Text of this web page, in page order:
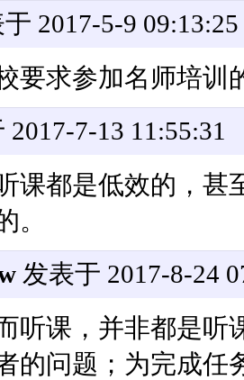
2017-5-9 09:13:25
要求参加名师培训
7-13 11:55:31
课都是低效的，甚
。
发表于 2017-8-24
听课，并非都是听
的问题；为完成任